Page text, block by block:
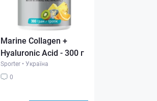
Marine Collagen +
Hyaluronic Acid - 300 г
Sporter • Україна
0